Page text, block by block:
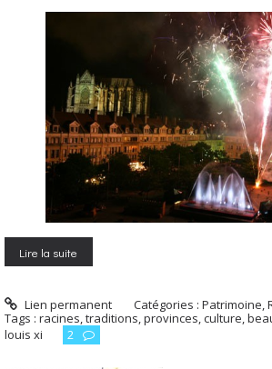
Lire la suite
Lien permanent Catégories :Patrimoine,
Tags : racines,traditions,provinces,culture,
louis xi
2